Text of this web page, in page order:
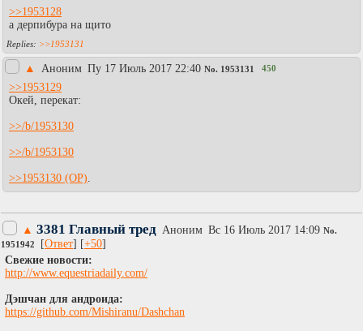
>>1953128
а дерпибура на щито
>>1953131
▲ Аноним Пy 17 Июль 2017 22:40 No. 1953131 450
>>1953129
Окей, перекат:
>>/b/1953130
>>/b/1953130
>>1953130 .
▲ 3381 Главный тред Аноним Вc 16 Июль 2017 14:09 No.
1951942
[Ответ] [+50]
Cвежие новости:
http://www.equestriadaily.com/
Дэшчан для андроида:
https://github.com/Mishiranu/Dashchan